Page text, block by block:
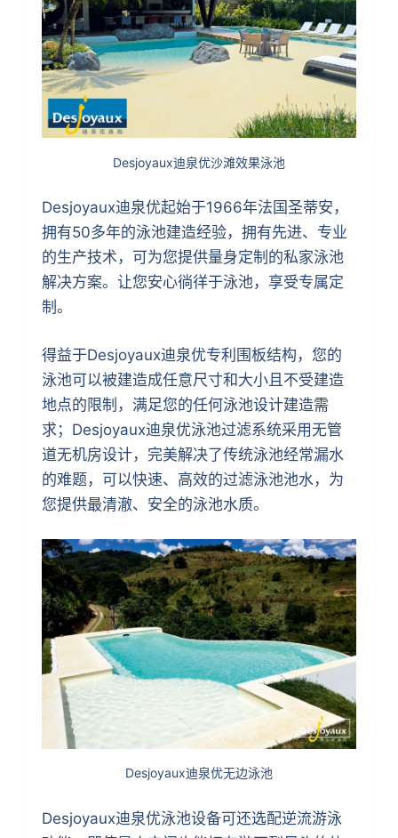
Desjoyaux迪泉优沙滩效果泳池
Desjoyaux迪泉优起始于1966年法国圣蒂安，
拥有50多年的泳池建造经验，拥有先进、专业
的生产技术，可为您提供量身定制的私家泳池
解决方案。让您安心徜徉于泳池，享受专属定
制。
得益于Desjoyaux迪泉优专利围板结构，您的
泳池可以被建造成任意尺寸和大小且不受建造
地点的限制，满足您的任何泳池设计建造需
求；Desjoyaux迪泉优泳池过滤系统采用无管
道无机房设计，完美解决了传统泳池经常漏水
的难题，可以快速、高效的过滤泳池池水，为
您提供最清澈、安全的泳池水质。
Desjoyaux迪泉优无边泳池
Desjoyaux迪泉优泳池设备可还选配逆流游泳